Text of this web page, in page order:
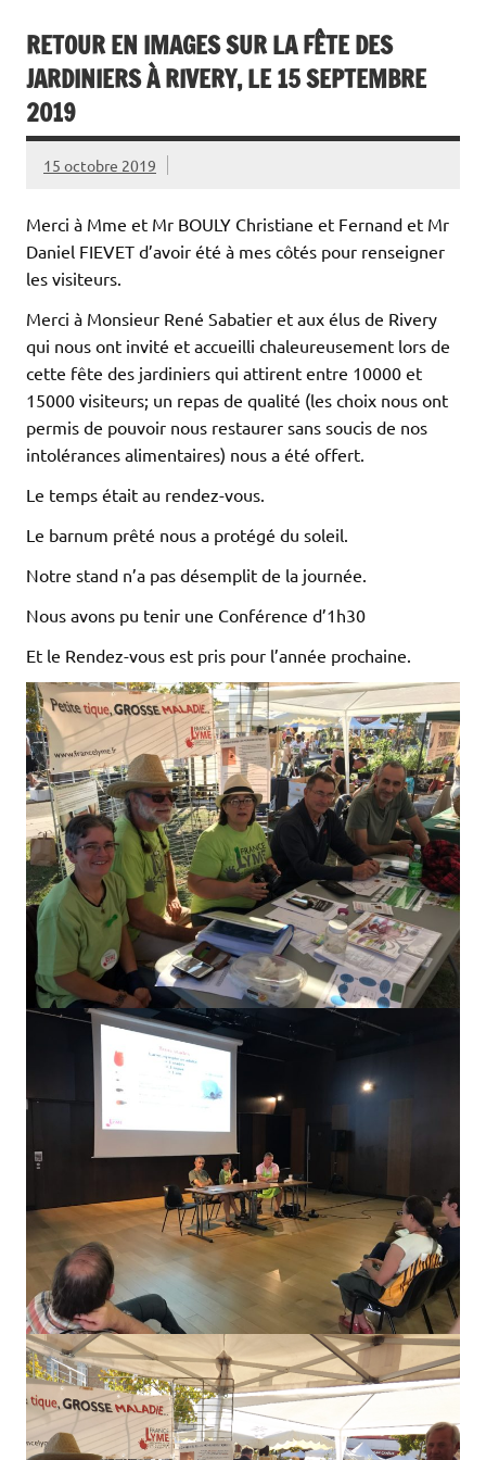
RETOUR EN IMAGES SUR LA FÊTE DES
JARDINIERS À RIVERY, LE 15 SEPTEMBRE
2019
15 octobre 2019
Merci à Mme et Mr BOULY Christiane et Fernand et Mr
Daniel FIEVET d’avoir été à mes côtés pour renseigner
les visiteurs.
Merci à Monsieur René Sabatier et aux élus de Rivery
qui nous ont invité et accueilli chaleureusement lors de
cette fête des jardiniers qui attirent entre 10000 et
15000 visiteurs; un repas de qualité (les choix nous ont
permis de pouvoir nous restaurer sans soucis de nos
intolérances alimentaires) nous a été offert.
Le temps était au rendez-vous.
Le barnum prêté nous a protégé du soleil.
Notre stand n’a pas désemplit de la journée.
Nous avons pu tenir une Conférence d’1h30
Et le Rendez-vous est pris pour l’année prochaine.